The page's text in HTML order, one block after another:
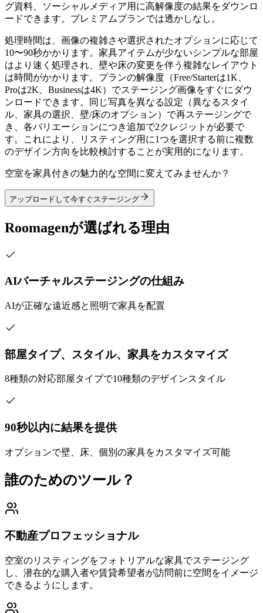
グ資料、ソーシャルメディア用に高解像度の結果をダウンロ
ードできます。プレミアムプランでは透かしなし。
処理時間は、画像の複雑さや選択されたオプションに応じて
10〜90秒かかります。家具アイテムが少ないシンプルな部屋
はより速く処理され、壁や床の変更を伴う複雑なレイアウト
は時間がかかります。プランの解像度（Free/Starterは1K、
Proは2K、Businessは4K）でステージング画像をすぐにダウ
ンロードできます。同じ写真を異なる設定（異なるスタイ
ル、家具の選択、壁/床のオプション）で再ステージングで
き、各バリエーションにつき追加で2クレジットが必要で
す。これにより、リスティング用に1つを選択する前に複数
のデザイン方向を比較検討することが実用的になります。
空室を家具付きの魅力的な空間に変えてみませんか？
アップロードして今すぐステージング
Roomagenが選ばれる理由
AIバーチャルステージングの仕組み
AIが正確な遠近感と照明で家具を配置
部屋タイプ、スタイル、家具をカスタマイズ
8種類の対応部屋タイプで10種類のデザインスタイル
90秒以内に結果を提供
オプションで壁、床、個別の家具をカスタマイズ可能
誰のためのツール？
不動産プロフェッショナル
空室のリスティングをフォトリアルな家具でステージング
し、潜在的な購入者や賃貸希望者が訪問前に空間をイメージ
できるようにします。